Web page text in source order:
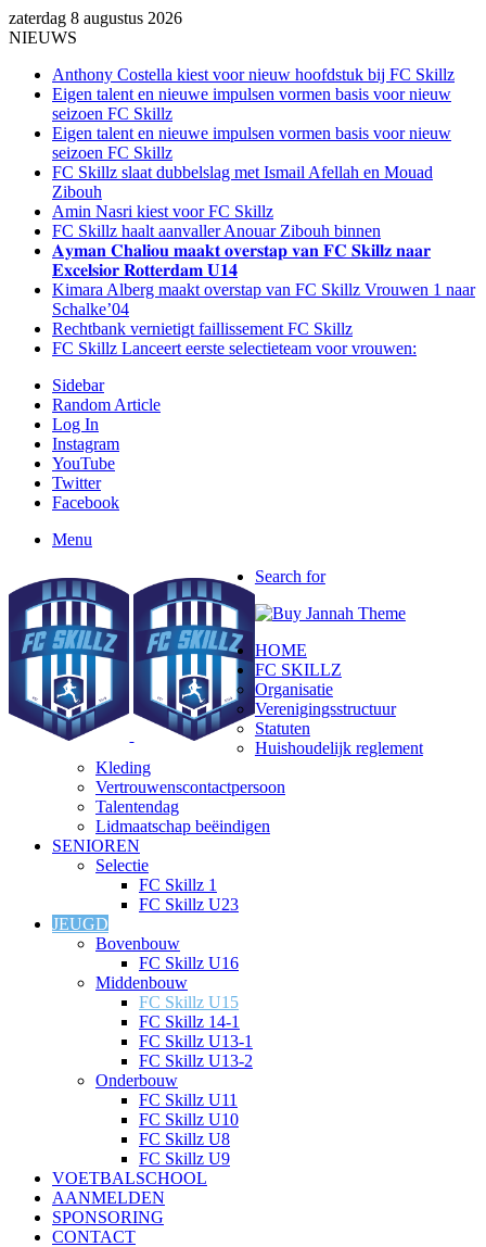
zaterdag 8 augustus 2026
NIEUWS
Anthony Costella kiest voor nieuw hoofdstuk bij FC Skillz
Eigen talent en nieuwe impulsen vormen basis voor nieuw
seizoen FC Skillz
Eigen talent en nieuwe impulsen vormen basis voor nieuw
seizoen FC Skillz
FC Skillz slaat dubbelslag met Ismail Afellah en Mouad
Zibouh
Amin Nasri kiest voor FC Skillz
FC Skillz haalt aanvaller Anouar Zibouh binnen
𝐀𝐲𝐦𝐚𝐧 𝐂𝐡𝐚𝐥𝐢𝐨𝐮 𝐦𝐚𝐚𝐤𝐭 𝐨𝐯𝐞𝐫𝐬𝐭𝐚𝐩 𝐯𝐚𝐧 𝐅𝐂 𝐒𝐤𝐢𝐥𝐥𝐳 𝐧𝐚𝐚𝐫
𝐄𝐱𝐜𝐞𝐥𝐬𝐢𝐨𝐫 𝐑𝐨𝐭𝐭𝐞𝐫𝐝𝐚𝐦 𝐔𝟏𝟒
Kimara Alberg maakt overstap van FC Skillz Vrouwen 1 naar
Schalke’04
Rechtbank vernietigt faillissement FC Skillz
FC Skillz Lanceert eerste selectieteam voor vrouwen:
Sidebar
Random Article
Log In
Instagram
YouTube
Twitter
Facebook
Menu
Search for
HOME
FC SKILLZ
Organisatie
Verenigingsstructuur
Statuten
Huishoudelijk reglement
Kleding
Vertrouwenscontactpersoon
Talentendag
Lidmaatschap beëindigen
SENIOREN
Selectie
FC Skillz 1
FC Skillz U23
JEUGD
Bovenbouw
FC Skillz U16
Middenbouw
FC Skillz U15
FC Skillz 14-1
FC Skillz U13-1
FC Skillz U13-2
Onderbouw
FC Skillz U11
FC Skillz U10
FC Skillz U8
FC Skillz U9
VOETBALSCHOOL
AANMELDEN
SPONSORING
CONTACT